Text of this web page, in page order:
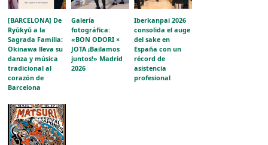
[BARCELONA] De
Ryūkyū a la
Sagrada Familia:
Okinawa lleva su
danza y música
tradicional al
corazón de
Barcelona
Galería
fotográfica:
«BON ODORI ×
JOTA ¡Bailamos
juntos!» Madrid
2026
Iberkanpai 2026
consolida el auge
del sake en
España con un
récord de
asistencia
profesional